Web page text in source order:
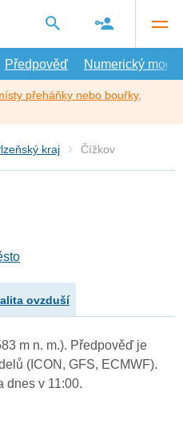
Předpověď Numerický model
přeháňky nebo bouřky,
kraj Čížkov
ovzduší
m n. m.). Předpověď je
(ICON, GFS, ECMWF).
dnes v 11:00.